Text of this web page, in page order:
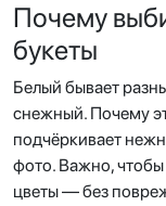
Почему
букеты
Белый бывает
снежный. Почему
подчёркивает
фото. Важно, чтобы
цветы — без